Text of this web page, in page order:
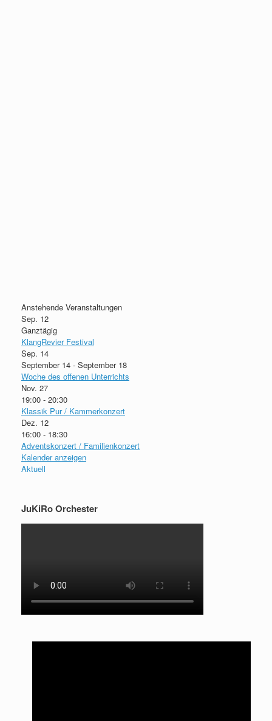
Anstehende Veranstaltungen
Sep. 12
Ganztägig
KlangRevier Festival
Sep. 14
September 14 - September 18
Woche des offenen Unterrichts
Nov. 27
19:00 - 20:30
Klassik Pur / Kammerkonzert
Dez. 12
16:00 - 18:30
Adventskonzert / Familienkonzert
Kalender anzeigen
Aktuell
JuKiRo Orchester